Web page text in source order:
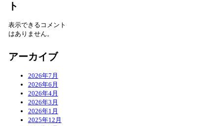
ト
表示できるコメント
はありません。
アーカイブ
2026年7月
2026年6月
2026年4月
2026年3月
2026年1月
2025年12月